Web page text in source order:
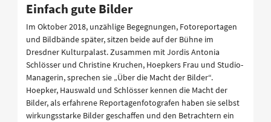
Einfach gute Bilder
Im Oktober 2018, unzählige Begegnungen, Fotoreportagen
und Bildbände später, sitzen beide auf der Bühne im
Dresdner Kulturpalast. Zusammen mit Jordis Antonia
Schlösser und Christine Kruchen, Hoepkers Frau und Studio-
Managerin, sprechen sie „Über die Macht der Bilder“.
Hoepker, Hauswald und Schlösser kennen die Macht der
Bilder, als erfahrene Reportagenfotografen haben sie selbst
wirkungsstarke Bilder geschaffen und den Betrachtern ein